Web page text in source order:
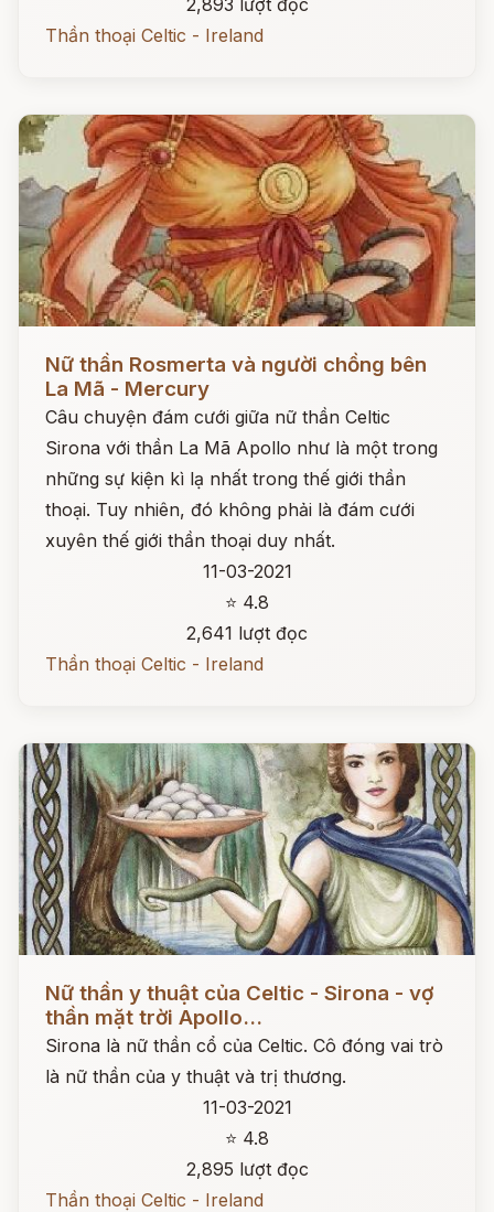
2,893 lượt đọc
Thần thoại Celtic - Ireland
Nữ thần Rosmerta và người chồng bên
La Mã - Mercury
Câu chuyện đám cưới giữa nữ thần Celtic
Sirona với thần La Mã Apollo như là một trong
những sự kiện kì lạ nhất trong thế giới thần
thoại. Tuy nhiên, đó không phải là đám cưới
xuyên thế giới thần thoại duy nhất.
11-03-2021
⭐ 4.8
2,641 lượt đọc
Thần thoại Celtic - Ireland
Nữ thần y thuật của Celtic - Sirona - vợ
thần mặt trời Apollo...
Sirona là nữ thần cổ của Celtic. Cô đóng vai trò
là nữ thần của y thuật và trị thương.
11-03-2021
⭐ 4.8
2,895 lượt đọc
Thần thoại Celtic - Ireland